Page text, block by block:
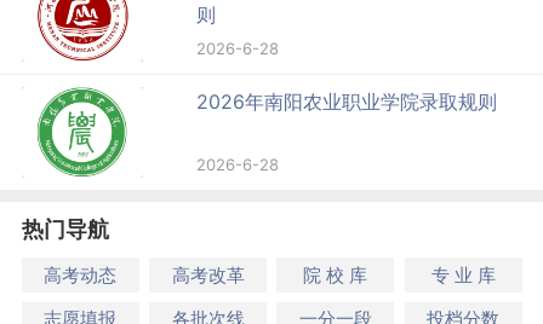
则
2026-6-28
2026年南阳农业职业学院录取规则
2026-6-28
热门导航
高考动态 高考改革 院 校 库
专 业 库
志愿填报
各批次线 一分一段 投档分数